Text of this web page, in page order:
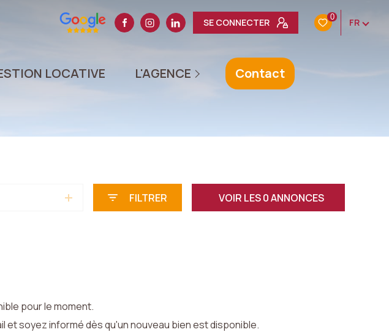
SE CONNECTER 0 FR
LOCATIVE L'AGENCE
AVIS CLIENTS Contact
FILTRER VOIR LES0ANNONCES
pour le moment.
soyez informé dès qu'un nouveau bien est disponible.